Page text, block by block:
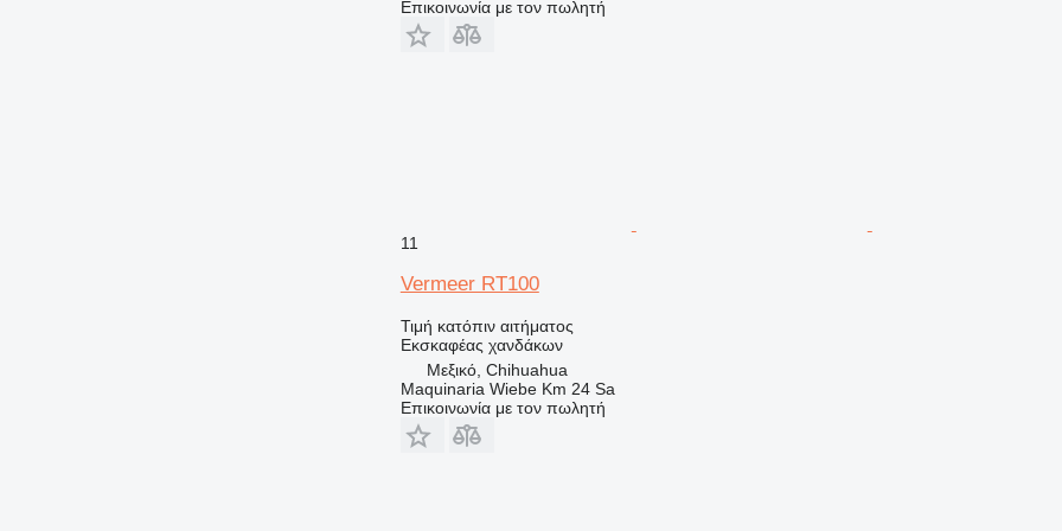
Επικοινωνία με τον πωλητή
11
Vermeer RT100
Τιμή κατόπιν αιτήματος
Εκσκαφέας χανδάκων
Μεξικό, Chihuahua
Maquinaria Wiebe Km 24 Sa
Επικοινωνία με τον πωλητή